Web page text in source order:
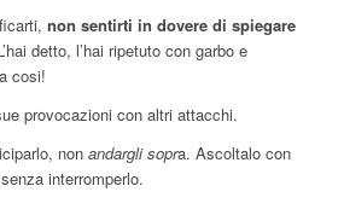
non sentirti in dovere di spiegare
detto, l’hai ripetuto con garbo e
cosi!
provocazioni con altri attacchi.
non andargli sopra. Ascoltalo con
interromperlo.